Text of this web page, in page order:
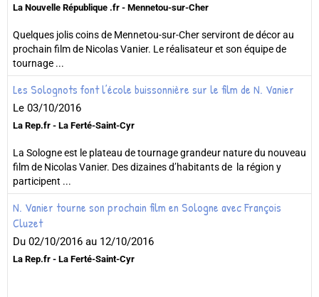
La Nouvelle République .fr - Mennetou-sur-Cher
Quelques jolis coins de Mennetou-sur-Cher serviront de décor au
prochain film de Nicolas Vanier. Le réalisateur et son équipe de
tournage ...
Les Solognots font l’école buissonnière sur le film de N. Vanier
Le 03/10/2016
La Rep.fr - La Ferté-Saint-Cyr
La Sologne est le plateau de tournage grandeur nature du nouveau
film de Nicolas Vanier. Des dizaines d’habitants de la région y
participent ...
N. Vanier tourne son prochain film en Sologne avec François
Cluzet
Du 02/10/2016 au 12/10/2016
La Rep.fr - La Ferté-Saint-Cyr